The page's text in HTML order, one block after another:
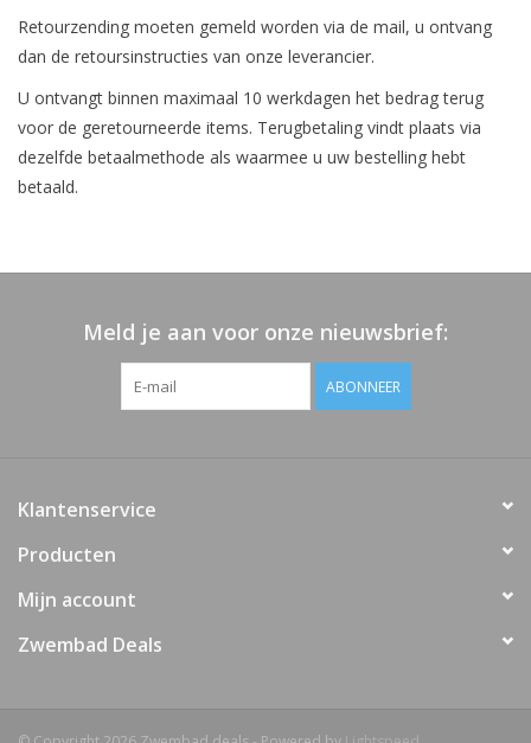
Retourzending moeten gemeld worden via de mail, u ontvang
dan de retoursinstructies van onze leverancier.
U ontvangt binnen maximaal 10 werkdagen het bedrag terug
voor de geretourneerde items. Terugbetaling vindt plaats via
dezelfde betaalmethode als waarmee u uw bestelling hebt
betaald.
Meld je aan voor onze nieuwsbrief:
ABONNEER
Klantenservice
Producten
Mijn account
Zwembad Deals